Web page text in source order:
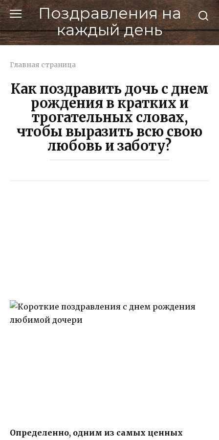
Перейти
к
контенту
Поздравления на
каждый день
Главная страница
Как поздравить дочь с днем
рождения в кратких и
трогательных словах,
чтобы выразить всю свою
любовь и заботу?
Определенно, одним из самых ценных